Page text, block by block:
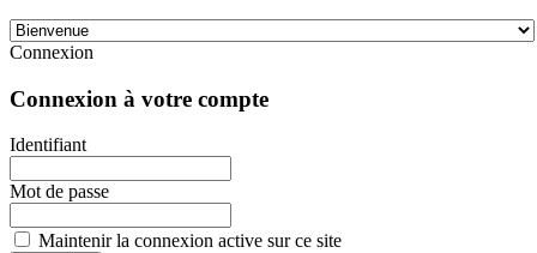
Connexion
Connexion à votre compte
Identifiant
Mot de passe
Maintenir la connexion active sur ce site